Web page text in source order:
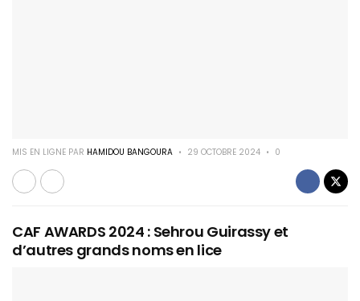
MIS EN LIGNE PAR HAMIDOU BANGOURA 29 OCTOBRE 2024 0
CAF AWARDS 2024 : Sehrou Guirassy et
d’autres grands noms en lice